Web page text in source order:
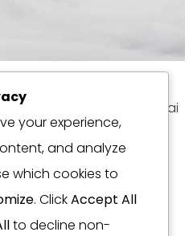
sebagai surga investasi
mencuri perhatian sebagai
menjanjikan. Pulau
keindahan alam yang
properti yang jauh lebih
infrastruktur, termasuk
your experience,
and analyze
which cookies to
. ClickAccept All
to decline non-